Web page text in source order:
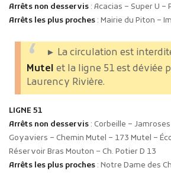
Arrêts non desservis : Acacias – Super U –
Arrêts les plus proches : Mairie du Piton –
► La circulation est
Mutel et la ligne 51 est déviée
Laurency Rivière.
LIGNE 51
Arrêts non desservis : Corbeille –
Goyaviers – Chemin Mutel – 173 Mutel –
Réservoir Bras Mouton – Ch. Potier D 13
Arrêts les plus proches : Notre Dame des